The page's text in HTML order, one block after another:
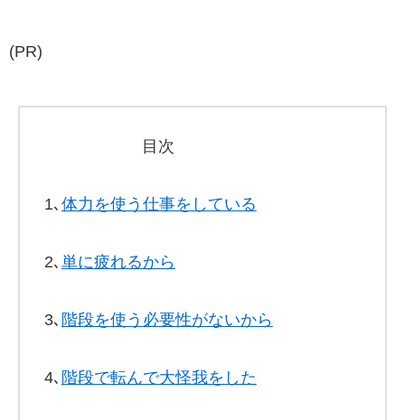
(PR)
目次
1､ 体力を使う仕事をしている
2､ 単に疲れるから
3､ 階段を使う必要性がないから
4､ 階段で転んで大怪我をした